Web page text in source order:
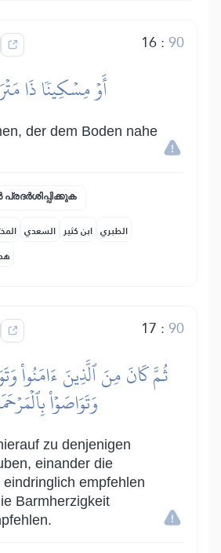
16:90
أَوۡ مِسۡكِينٗا ذَا
der dem Boden nahe
السعدي ابن كثير الطبري
17 :90
ثُمَّ كَانَ مِنَ ٱلَّذِينَ ءَامَنُواْ
وَتَوَاصَوۡاْ
zu denjenigen
einander die
empfehlen
Barmherzigkeit